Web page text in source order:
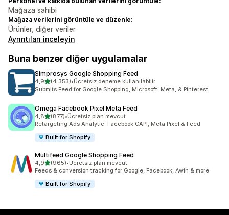
Mağaza sahibi
Mağaza verilerini görüntüle ve düzenle:
Ürünler, diğer veriler
Ayrıntıları inceleyin
Buna benzer diğer uygulamalar
Simprosys Google Shopping Feed
4,95 yıldız üzerinden
(4.353)
toplam 4353 değerlendirme
•Ücretsiz deneme kullanılabilir
Submits Feed for Google Shopping, Microsoft, Meta, & Pinterest
Omega Facebook Pixel Meta Feed
4,85 yıldız üzerinden
(877)
toplam 877 değerlendirme
•Ücretsiz plan mevcut
Retargeting Ads Analytic: Facebook CAPI, Meta Pixel & Feed
Built for Shopify
Multifeed Google Shopping Feed
4,95 yıldız üzerinden
(965)
toplam 965 değerlendirme
•Ücretsiz plan mevcut
Feeds & conversion tracking for Google, Facebook, Awin & more
Built for Shopify